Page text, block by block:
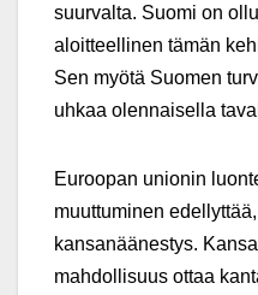
suurvalta. Suomi on
aloitteellinen tämän
Sen myötä Suomen
uhkaa olennaisella
Euroopan unionin
muuttuminen
kansanäänestys.
mahdollisuus ottaa